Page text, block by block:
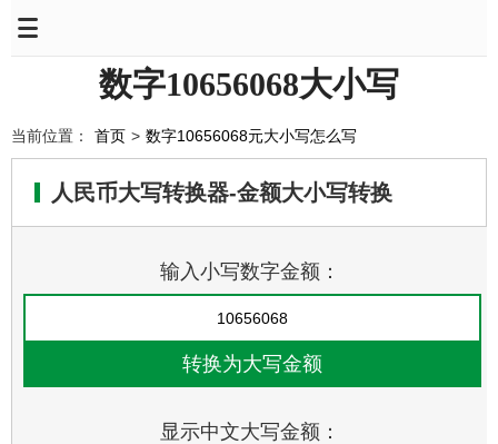
数字10656068大小写
当前位置： 首页 > 数字10656068元大小写怎么写
人民币大写转换器-金额大小写转换
输入小写数字金额：
显示中文大写金额：